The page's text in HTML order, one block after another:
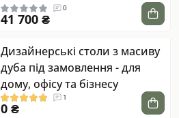
0
41 700 ₴
Дизайнерські столи з масиву
дуба під замовлення - для
дому, офісу та бізнесу
1
0 ₴